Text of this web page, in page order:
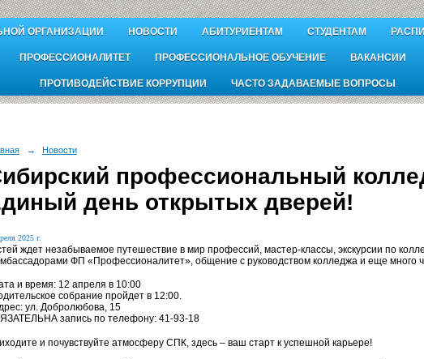
ОРГАНИЗАЦИИ НОВОСТИ АБИТУРИЕНТАМ СТУДЕНТАМ
ПРОФЕССИОНАЛИТЕТ ПРОФЕССИОНАЛЬНОЕ ОБУЧЕНИЕ ВАКАНСИИ
ПРОТИВОДЕЙСТВИЕ КОРРУПЦИИ ЧАСТО ЗАДАВАЕМЫЕ ВОПРОСЫ
→ Новости
профессиональный
день открытых дверей!
2025 г.
ждет незабываемое путешествие в мир профессий, мастер-классы, экскурсии по
ФП «Профессионалитет», общение с руководством колледжа и еще много
и время: 12 апреля в 10:00
собрание пройдет в 12:00.
ул. Добролюбова, 15
запись по телефону: 41-93-18
и почувствуйте атмосферу СПК, здесь – ваш старт к успешной карьере!